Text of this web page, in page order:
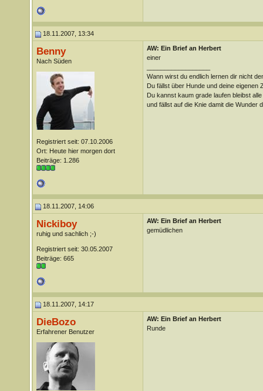
18.11.2007, 13:34
Benny
Nach Süden
Registriert seit: 07.10.2006
Ort: Heute hier morgen dort
Beiträge: 1.286
AW: Ein Brief an Herbert
einer
Wann wirst du endlich lernen dir nicht
Du fällst über Hunde und deine eigenen
Du kannst kaum grade laufen bleibst
und fällst auf die Knie damit die Wunder
18.11.2007, 14:06
Nickiboy
ruhig und sachlich ;-)
Registriert seit: 30.05.2007
Beiträge: 665
AW: Ein Brief an Herbert
gemüdlichen
18.11.2007, 14:17
DieBozo
Erfahrener Benutzer
AW: Ein Brief an Herbert
Runde